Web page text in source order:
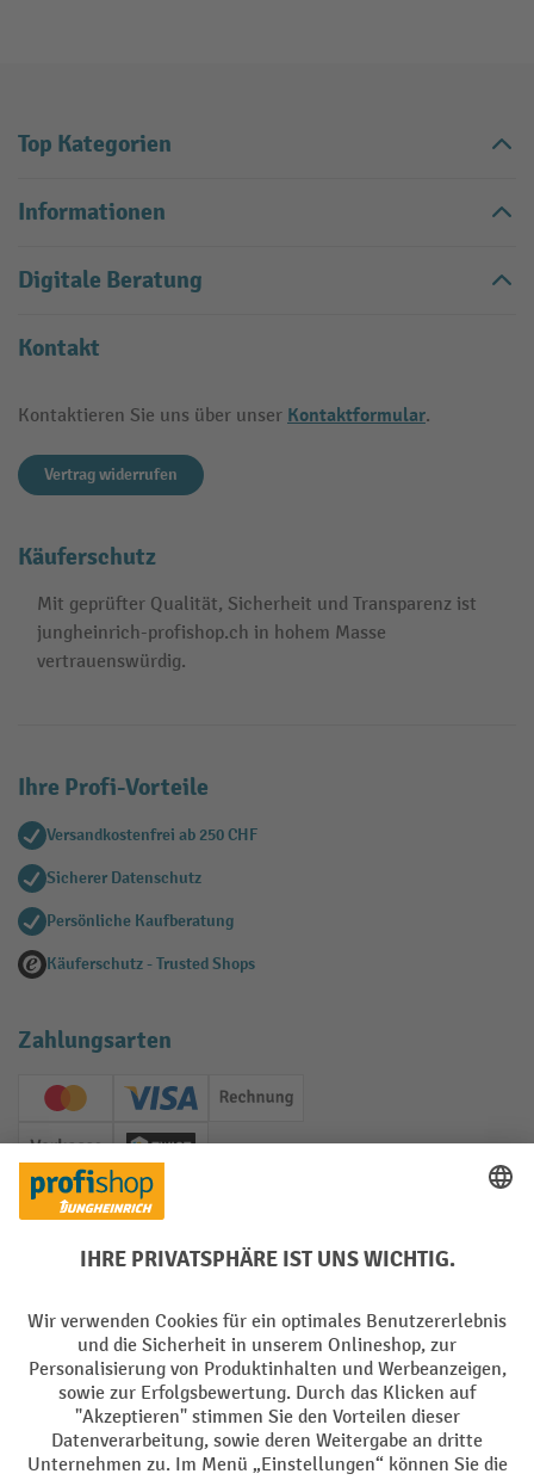
Top Kategorien
Informationen
Digitale Beratung
Kontakt
Kontaktieren Sie uns über unser Kontaktformular.
Vertrag widerrufen
Käuferschutz
Mit geprüfter Qualität, Sicherheit und Transparenz ist
jungheinrich-profishop.ch in hohem Masse
vertrauenswürdig.
Ihre Profi-Vorteile
Versandkostenfrei ab 250 CHF
Sicherer Datenschutz
Persönliche Kaufberatung
Käuferschutz - Trusted Shops
Zahlungsarten
Creditcard (Master)Creditcard (Visa)
Rechnung
Vorkasse Twint
Sprachen
DE FR